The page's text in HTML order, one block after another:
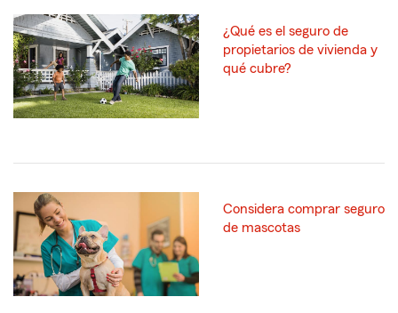
¿Qué es el seguro de
propietarios de vivienda y
qué cubre?
Considera comprar seguro
de mascotas